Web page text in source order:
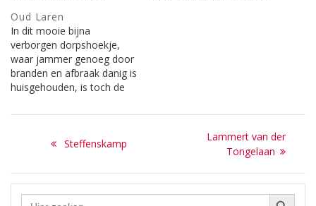
bloem naar bloem vlogen
om de nectar te
verzamelen. Enkele
honingboeren (‘heuning’,
zeiden de Laarders)
hadden een schans
korven dan plaatsten. In…
Oud Laren
In dit mooie bijna
verborgen dorpshoekje,
waar jammer genoeg door
branden en afbraak danig is
huisgehouden, is toch de
en doet ons aan het oude
straatnaam al vertelt. De
1ste Oosterendweg. [uit:
Laren door de straten
navigatie
Previous
Steffenskamp
Next
post:
Lammert van der
Tongelaan
Zoek Zoekknop